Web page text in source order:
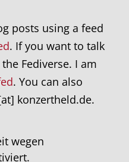
posts using a feed
. If you want to talk
Fediverse. I am
. You can also
konzertheld.de.
wegen